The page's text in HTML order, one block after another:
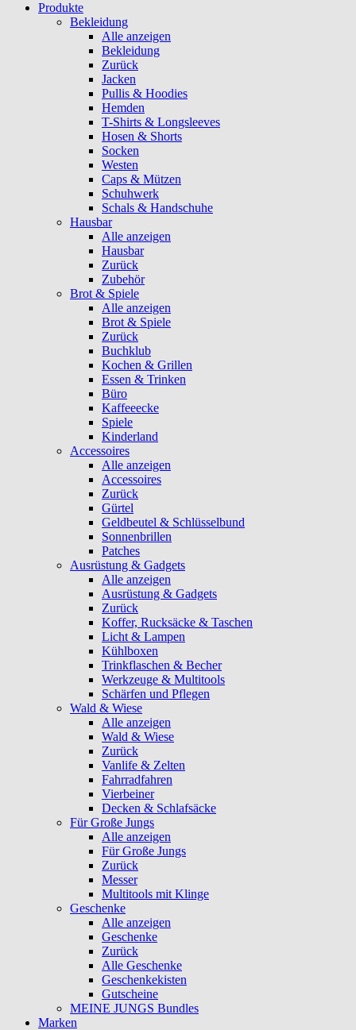
Produkte
Bekleidung
Alle anzeigen
Bekleidung
Zurück
Jacken
Pullis & Hoodies
Hemden
T-Shirts & Longsleeves
Hosen & Shorts
Socken
Westen
Caps & Mützen
Schuhwerk
Schals & Handschuhe
Hausbar
Alle anzeigen
Hausbar
Zurück
Zubehör
Brot & Spiele
Alle anzeigen
Brot & Spiele
Zurück
Buchklub
Kochen & Grillen
Essen & Trinken
Büro
Kaffeeecke
Spiele
Kinderland
Accessoires
Alle anzeigen
Accessoires
Zurück
Gürtel
Geldbeutel & Schlüsselbund
Sonnenbrillen
Patches
Ausrüstung & Gadgets
Alle anzeigen
Ausrüstung & Gadgets
Zurück
Koffer, Rucksäcke & Taschen
Licht & Lampen
Kühlboxen
Trinkflaschen & Becher
Werkzeuge & Multitools
Schärfen und Pflegen
Wald & Wiese
Alle anzeigen
Wald & Wiese
Zurück
Vanlife & Zelten
Fahrradfahren
Vierbeiner
Decken & Schlafsäcke
Für Große Jungs
Alle anzeigen
Für Große Jungs
Zurück
Messer
Multitools mit Klinge
Geschenke
Alle anzeigen
Geschenke
Zurück
Alle Geschenke
Geschenkekisten
Gutscheine
MEINE JUNGS Bundles
Marken